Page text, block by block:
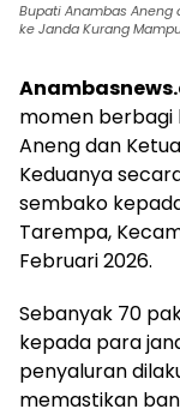
Bupati Anambas Aneng
ke Janda Kurang
momen berbagi
Aneng dan
Keduanya
sembako
Tarempa,
Februari 2026.
Sebanyak 70
kepada para
penyaluran
memastikan